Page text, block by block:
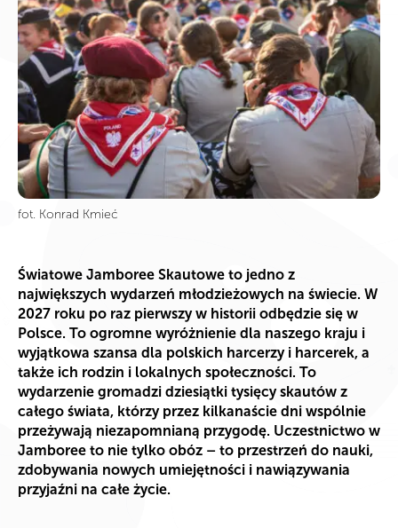
fot. Konrad Kmieć
Światowe Jamboree Skautowe to jedno z
największych wydarzeń młodzieżowych na świecie. W
2027 roku po raz pierwszy w historii odbędzie się w
Polsce. To ogromne wyróżnienie dla naszego kraju i
wyjątkowa szansa dla polskich harcerzy i harcerek, a
także ich rodzin i lokalnych społeczności. To
wydarzenie gromadzi dziesiątki tysięcy skautów z
całego świata, którzy przez kilkanaście dni wspólnie
przeżywają niezapomnianą przygodę. Uczestnictwo w
Jamboree to nie tylko obóz – to przestrzeń do nauki,
zdobywania nowych umiejętności i nawiązywania
przyjaźni na całe życie.